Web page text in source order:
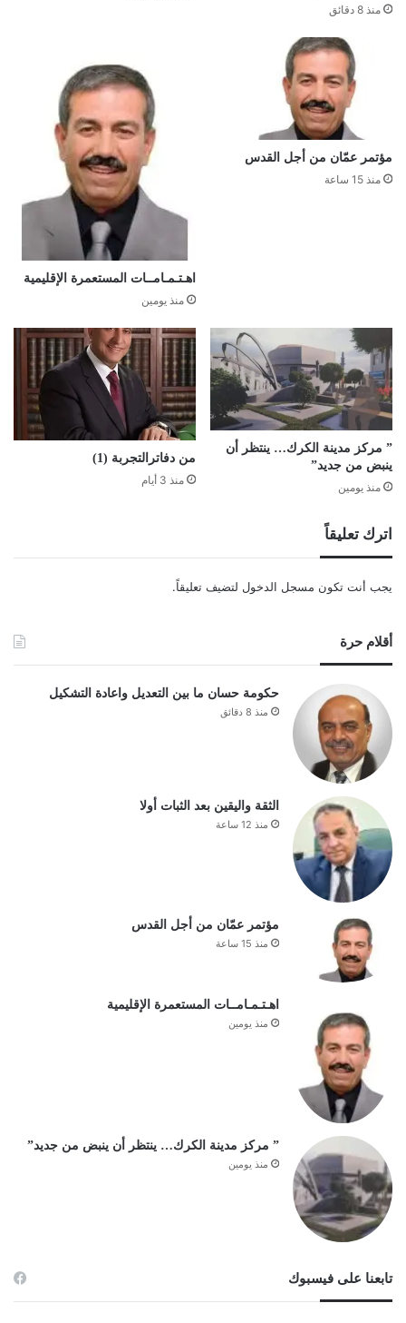
منذ 8 دقائق
مؤتمر عمّان من أجل القدس
منذ 15 ساعة
اهـتـمـامــات المستعمرة الإقليمية
منذ يومين
” مركز مدينة الكرك… ينتظر أن
ينبض من جديد”
منذ يومين
من دفاترالتجربة (1)
منذ 3 أيام
اترك تعليقاً
يجب أنت تكون مسجل الدخول لتضيف تعليقاً.
أقلام حرة
حكومة حسان ما بين التعديل واعادة التشكيل
منذ 8 دقائق
الثقة واليقين بعد الثبات أولا
منذ 12 ساعة
مؤتمر عمّان من أجل القدس
منذ 15 ساعة
اهـتـمـامــات المستعمرة الإقليمية
منذ يومين
” مركز مدينة الكرك… ينتظر أن ينبض من جديد”
منذ يومين
تابعنا على فيسبوك